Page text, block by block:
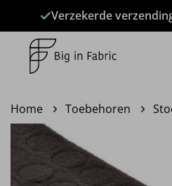
inhoud
Verzekerde
Home Toebehoren